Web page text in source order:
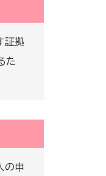
証拠
た
の申